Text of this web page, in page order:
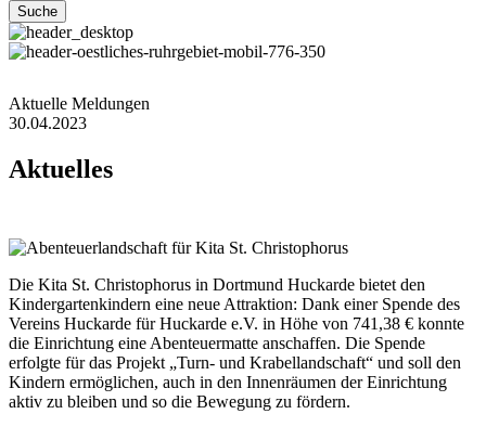
Suche
Aktuelle Meldungen
30.04.2023
Aktuelles
Die Kita St. Christophorus in Dortmund Huckarde bietet den
Kindergartenkindern eine neue Attraktion: Dank einer Spende des
Vereins Huckarde für Huckarde e.V. in Höhe von 741,38 € konnte
die Einrichtung eine Abenteuermatte anschaffen. Die Spende
erfolgte für das Projekt „Turn- und Krabellandschaft“ und soll den
Kindern ermöglichen, auch in den Innenräumen der Einrichtung
aktiv zu bleiben und so die Bewegung zu fördern.